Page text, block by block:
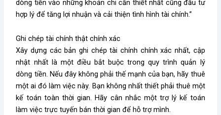
dòng tiền vào những khoản chi cần thiết nhất cũng đầu tư
hợp lý để tăng lợi nhuận và cải thiện tình hình tài chính.”
Ghi chép tài chính thật chính xác
Xây dựng các bản ghi chép tài chính chính xác nhất, cập
nhật nhất là một điều bắt buộc trong quy trình quản lý
dòng tiền. Nếu đây không phải thế mạnh của bạn, hãy thuê
một ai đó làm việc này. Bạn không nhất thiết phải thuê một
kế toán toàn thời gian. Hãy cân nhắc một trợ lý kế toán
làm việc trực tuyến bán thời gian để hỗ trợ mình.